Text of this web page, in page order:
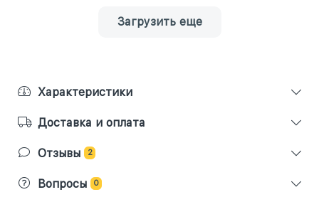
Загрузить еще
Характеристики
Доставка и оплата
Отзывы 2
Вопросы 0